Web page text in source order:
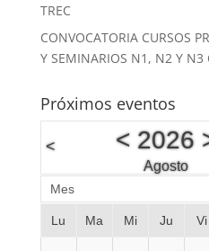
TREC
CONVOCATORIA CURSOS
Y SEMINARIOS N1, N2 Y N3
Próximos eventos
< < 2026
Agosto
Mes
Lu Ma Mi Ju Vi